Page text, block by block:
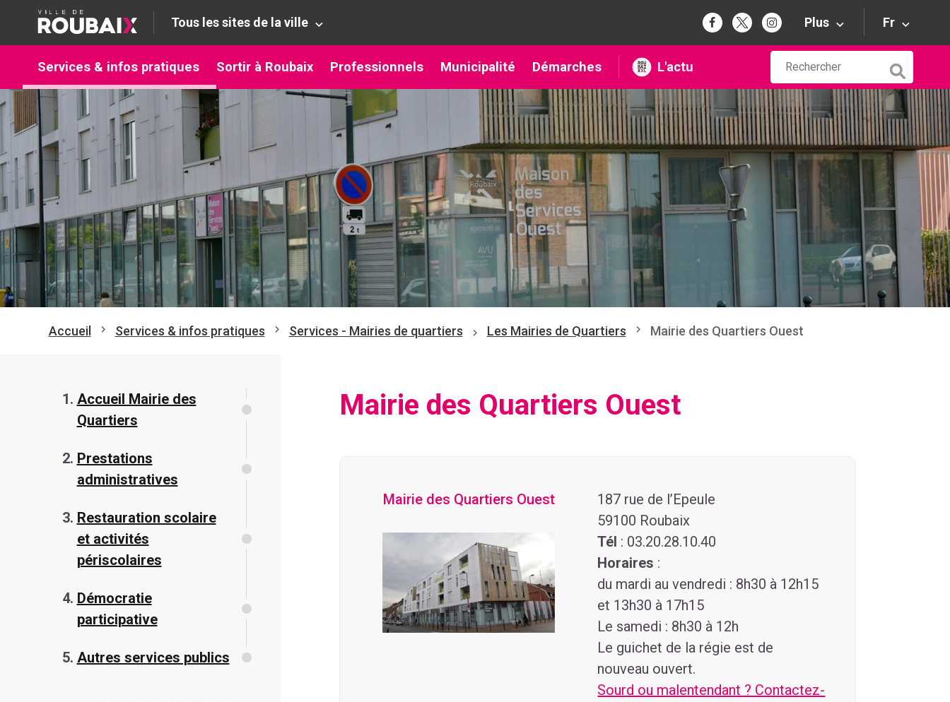
Tous les sites de la ville Plus Fr
Services & infos pratiques Sortir à Roubaix Professionnels Municipalité Démarches L'actu
Accueil Services & infos pratiques Services - Mairies de quartiers Les Mairies de Quartiers Mairie des Quartiers Ouest
Accueil Mairie des
Quartiers
Prestations
administratives
Restauration scolaire
et activités
périscolaires
Démocratie
participative
Autres services publics
Mairie des Quartiers Ouest
Mairie des Quartiers Ouest
187 rue de l’Epeule
59100 Roubaix
Tél : 03.20.28.10.40
Horaires :
du mardi au vendredi : 8h30 à 12h15
et 13h30 à 17h15
Le samedi : 8h30 à 12h
Le guichet de la régie est de
nouveau ouvert.
Sourd ou malentendant ? Contactez-